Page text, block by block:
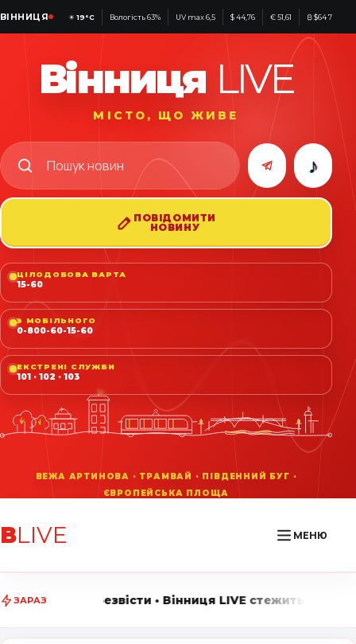
ВІННИЦЯ ☀19°C Вологість 63% UV max 6,5 $ 44,76 € 51,61 ₿ $64 797
Вінниця LIVE
МІСТО, ЩО ЖИВЕ
♪
ПОВІДОМИТИ
НОВИНУ
ЦІЛОДОБОВА ВАРТА
15-60
З МОБІЛЬНОГО
0-800-60-15-60
ЕКСТРЕНІ СЛУЖБИ
101 · 102 · 103
ВLIVE МЕНЮ
ЗАРАЗ
• Вінниця LIVE стежить за головними подіями